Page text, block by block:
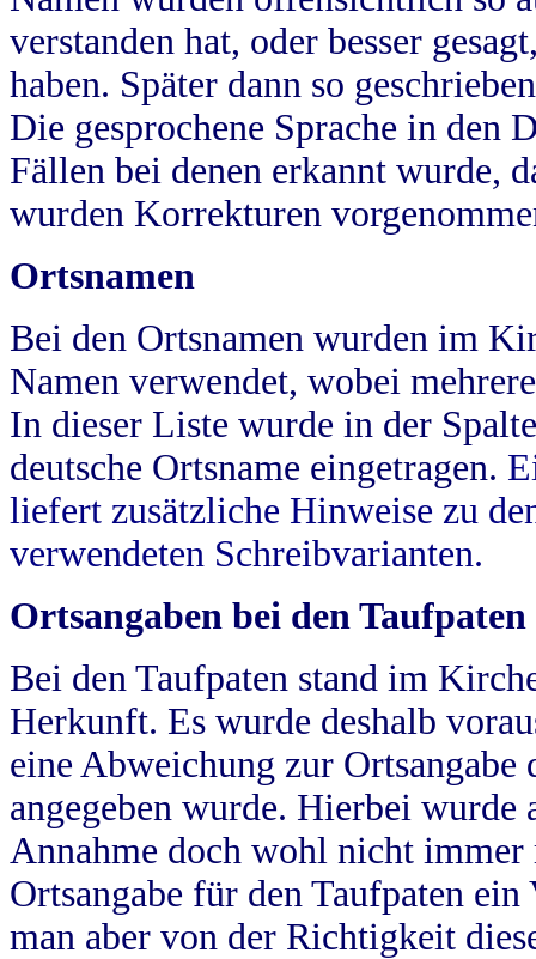
verstanden hat, oder besser
haben. Später dann so
Die gesprochene Sprache in
Fällen bei denen erkannt wurde,
wurden Korrekturen
Ortsnamen
Bei den Ortsnamen wurden im
Namen verwendet, wobei
In dieser Liste wurde in der
deutsche Ortsname eingetragen.
liefert zusätzliche Hinweise zu
verwendeten Schreibvarianten.
Ortsangaben bei den Taufpaten
Bei den Taufpaten stand im
Herkunft. Es wurde deshalb
eine Abweichung zur
angegeben wurde. Hierbei wurde
Annahme doch wohl nicht
Ortsangabe für den Taufpaten
man aber von der Richtigkeit